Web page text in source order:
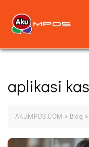
aplikasi
AKUMPOS.COM > Blog